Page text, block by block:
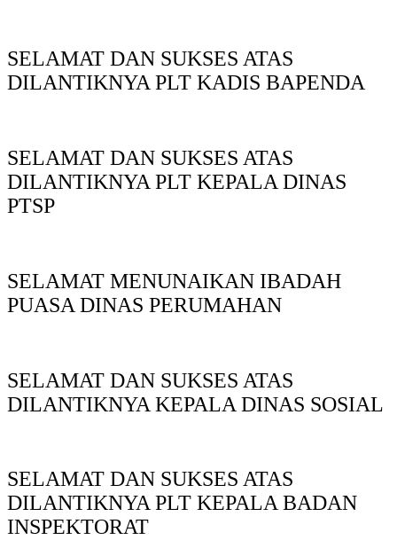
SELAMAT DAN SUKSES ATAS
DILANTIKNYA PLT KADIS BAPENDA
SELAMAT DAN SUKSES ATAS
DILANTIKNYA PLT KEPALA DINAS
PTSP
SELAMAT MENUNAIKAN IBADAH
PUASA DINAS PERUMAHAN
SELAMAT DAN SUKSES ATAS
DILANTIKNYA KEPALA DINAS SOSIAL
SELAMAT DAN SUKSES ATAS
DILANTIKNYA PLT KEPALA BADAN
INSPEKTORAT